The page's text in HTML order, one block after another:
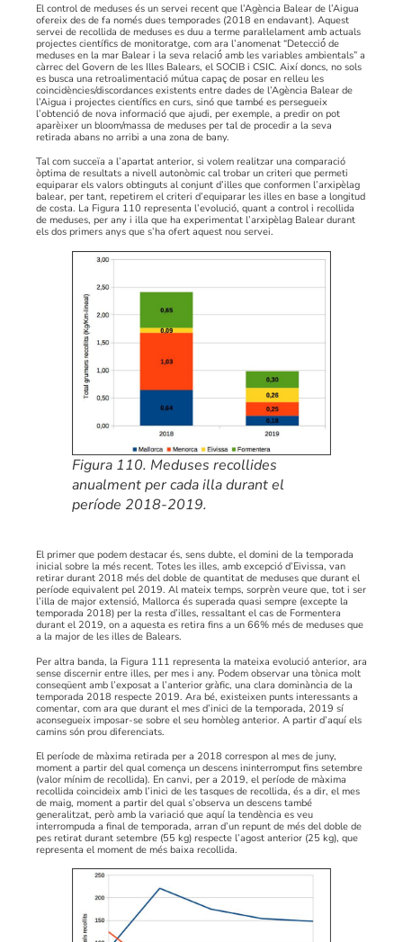
El control de meduses és un servei recent que l’Agència Balear de l’Aigua
ofereix des de fa només dues temporades (2018 en endavant). Aquest
servei de recollida de meduses es duu a terme paral·lelament amb actuals
projectes científics de monitoratge, com ara l’anomenat “Detecció́ de
meduses en la mar Balear i la seva relació́ amb les variables ambientals” a
càrrec del Govern de les Illes Balears, el SOCIB i CSIC. Així doncs, no sols
es busca una retroalimentació mútua capaç de posar en relleu les
coincidències/discordances existents entre dades de l’Agència Balear de
l’Aigua i projectes científics en curs, sinó que també es persegueix
l’obtenció de nova informació que ajudi, per exemple, a predir on pot
aparèixer un bloom/massa de meduses per tal de procedir a la seva
retirada abans no arribi a una zona de bany.
Tal com succeïa a l’apartat anterior, si volem realitzar una comparació
òptima de resultats a nivell autonòmic cal trobar un criteri que permeti
equiparar els valors obtinguts al conjunt d’illes que conformen l’arxipèlag
balear, per tant, repetirem el criteri d’equiparar les illes en base a longitud
de costa. La Figura 110 representa l’evolució, quant a control i recollida
de meduses, per any i illa que ha experimentat l’arxipèlag Balear durant
els dos primers anys que s’ha ofert aquest nou servei.
Figura 110. Meduses recollides
anualment per cada illa durant el
període 2018-2019.
El primer que podem destacar és, sens dubte, el domini de la temporada
inicial sobre la més recent. Totes les illes, amb excepció d’Eivissa, van
retirar durant 2018 més del doble de quantitat de meduses que durant el
període equivalent pel 2019. Al mateix temps, sorprèn veure que, tot i ser
l’illa de major extensió, Mallorca és superada quasi sempre (excepte la
temporada 2018) per la resta d’illes, ressaltant el cas de Formentera
durant el 2019, on a aquesta es retira fins a un 66% més de meduses que
a la major de les illes de Balears.
Per altra banda, la Figura 111 representa la mateixa evolució anterior, ara
sense discernir entre illes, per mes i any. Podem observar una tònica molt
conseqüent amb l’exposat a l’anterior gràfic, una clara dominància de la
temporada 2018 respecte 2019. Ara bé, existeixen punts interessants a
comentar, com ara que durant el mes d’inici de la temporada, 2019 sí
aconsegueix imposar-se sobre el seu homòleg anterior. A partir d’aquí els
camins són prou diferenciats.
El període de màxima retirada per a 2018 correspon al mes de juny,
moment a partir del qual comença un descens ininterromput fins setembre
(valor mínim de recollida). En canvi, per a 2019, el període de màxima
recollida coincideix amb l’inici de les tasques de recollida, és a dir, el mes
de maig, moment a partir del qual s’observa un descens també
generalitzat, però amb la variació que aquí la tendència es veu
interrompuda a final de temporada, arran d’un repunt de més del doble de
pes retirat durant setembre (55 kg) respecte l’agost anterior (25 kg), que
representa el moment de més baixa recollida.